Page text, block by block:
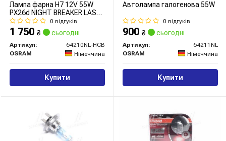
Лампа фарна H7 12V 55W
PX26d NIGHT BREAKER LASER
next generation (комплект)
(вир-во OSRAM)
0 відгуків
1 750 ₴ сьогодні
Артикул:
64210NL-HCB
OSRAM
Німеччина
Купити
Автолампа галогенова 55W
0 відгуків
900 ₴ сьогодні
Артикул:
64211NL
OSRAM
Німеччина
Купити